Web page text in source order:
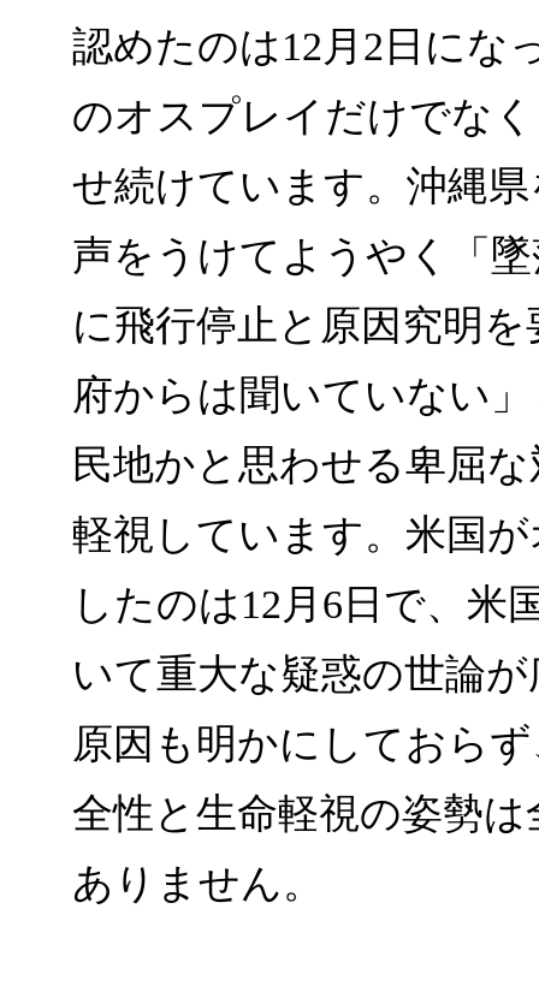
認めたのは12月2日にな
のオスプレイだけでな
せ続けています。沖縄
声をうけてようやく「
に飛行停止と原因究明
府からは聞いていない
民地かと思わせる卑屈
軽視しています。米国
したのは12月6日で、米
いて重大な疑惑の世論
原因も明かにしておら
全性と生命軽視の姿勢
ありません。